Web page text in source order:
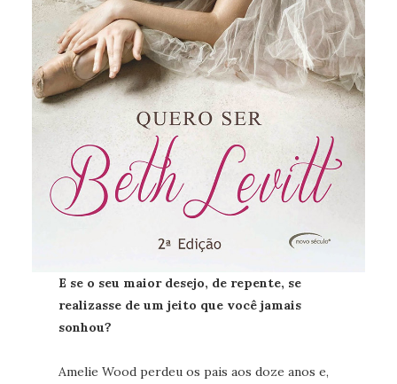
E se o seu maior desejo, de repente, se
realizasse de um jeito que você jamais
sonhou?
Amelie Wood perdeu os pais aos doze anos e,